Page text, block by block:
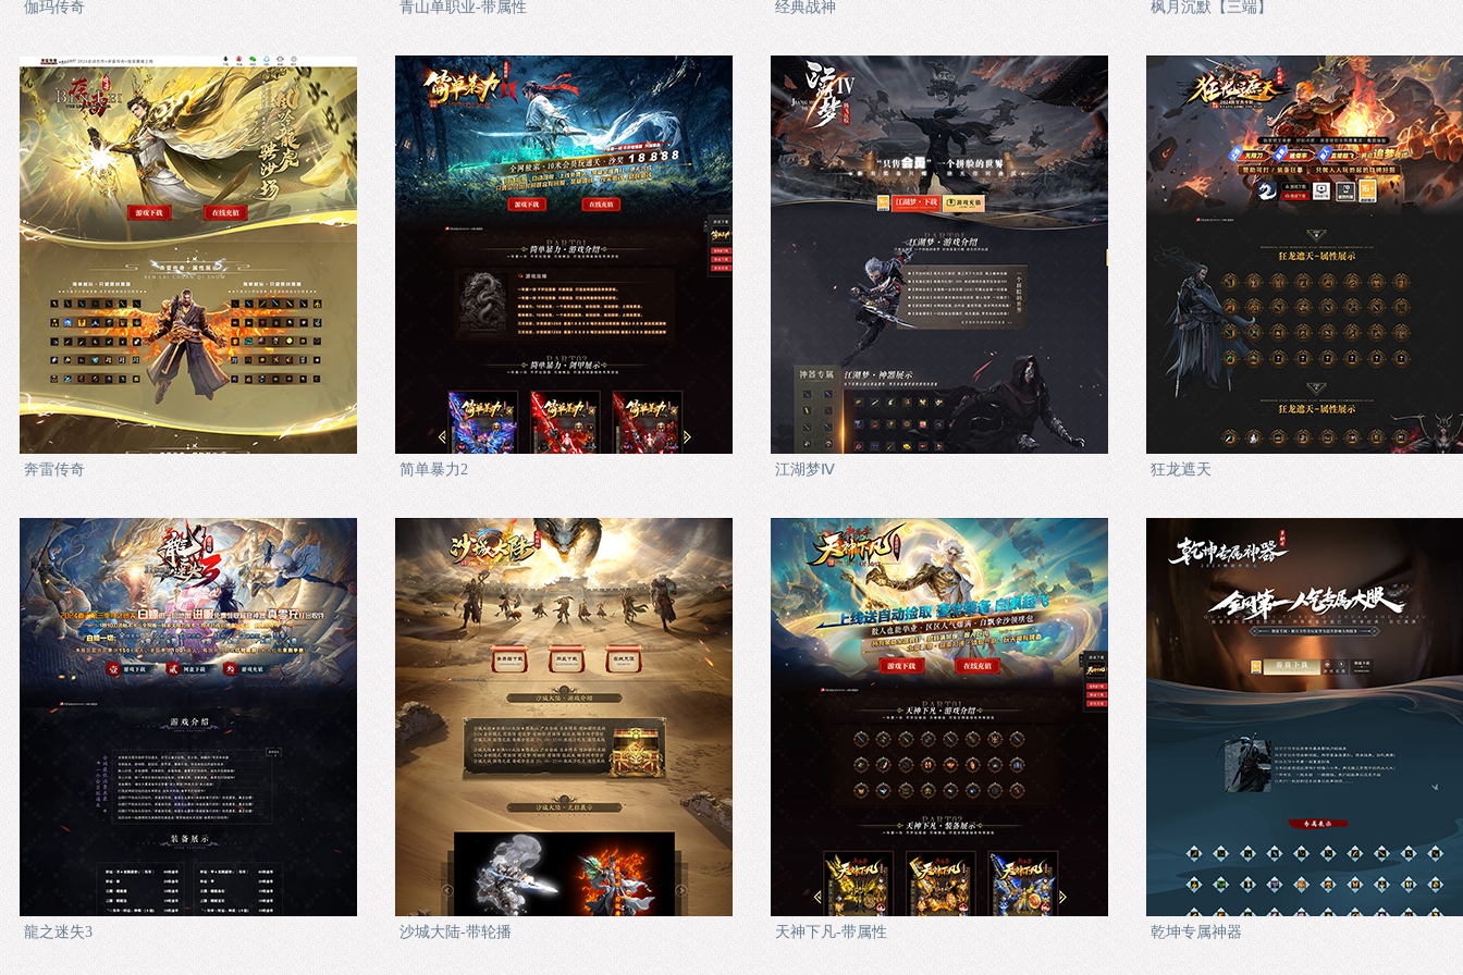
伽玛传奇 青山单职业-带属性 经典战神 枫月沉默【三端】
奔雷传奇 简单暴力2 江湖梦Ⅳ 狂龙遮天
龍之迷失3 沙城大陆-带轮播 天神下凡-带属性 乾坤专属神器